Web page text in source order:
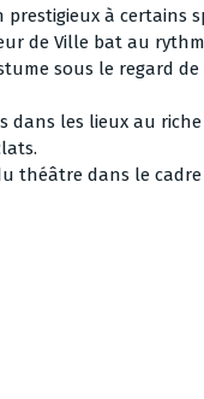
prestigieux à certains
de Ville bat au
sous le regard
dans les lieux au
théâtre dans le